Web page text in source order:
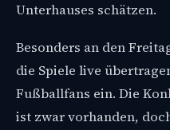
Unterhauses schätzen.
Besonders an den
die Spiele live
Fußballfans ein. Die
ist zwar vorhanden,